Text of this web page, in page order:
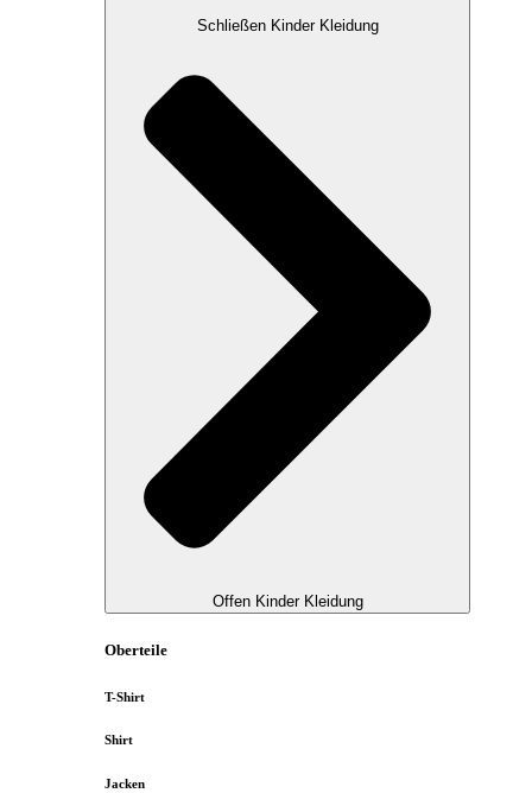
Schließen Kinder Kleidung
Offen Kinder Kleidung
Oberteile
T-Shirt
Shirt
Jacken